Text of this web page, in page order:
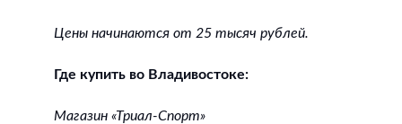
Цены начинаются от 25 тысяч рублей.
Где купить во Владивостоке:
Магазин «Триал-Спорт»